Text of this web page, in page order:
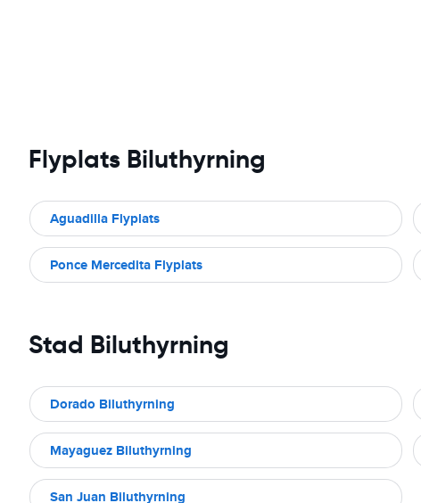
Flyplats Biluthyrning
Aguadilla Flyplats
Ponce Mercedita Flyplats
Stad Biluthyrning
Dorado Biluthyrning
Mayaguez Biluthyrning
San Juan Biluthyrning